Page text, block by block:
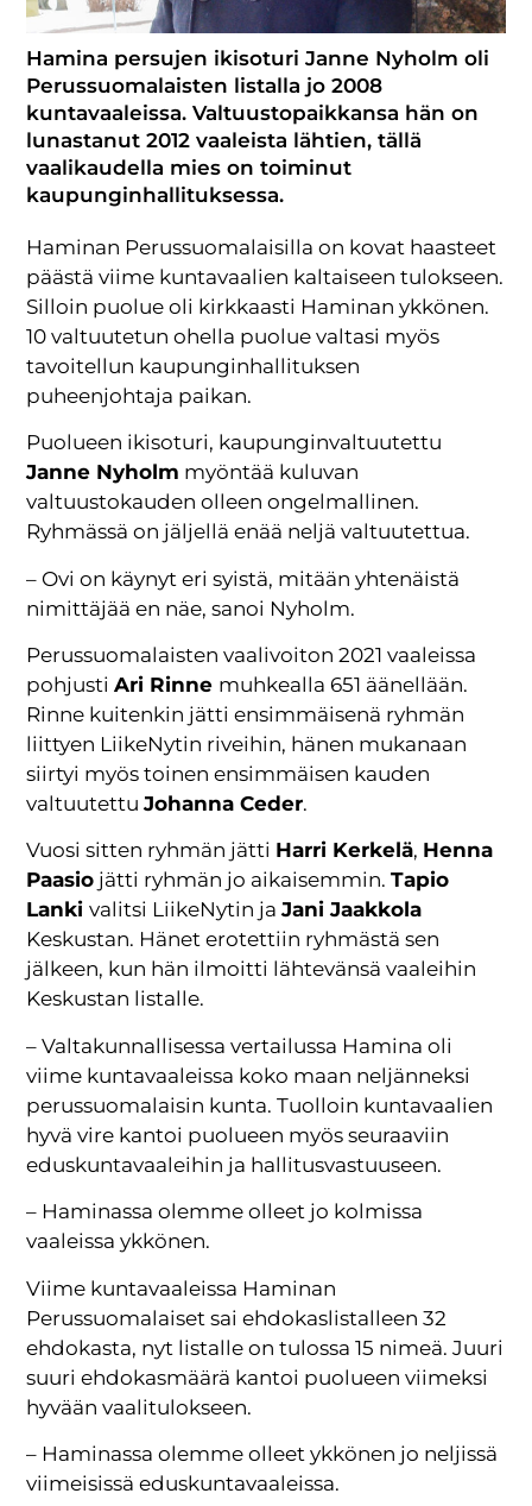
Hamina persujen ikisoturi Janne Nyholm oli
Perussuomalaisten listalla jo 2008
kuntavaaleissa. Valtuustopaikkansa hän on
lunastanut 2012 vaaleista lähtien, tällä
vaalikaudella mies on toiminut
kaupunginhallituksessa.
Haminan Perussuomalaisilla on kovat haasteet
päästä viime kuntavaalien kaltaiseen tulokseen.
Silloin puolue oli kirkkaasti Haminan ykkönen.
10 valtuutetun ohella puolue valtasi myös
tavoitellun kaupunginhallituksen
puheenjohtaja paikan.
Puolueen ikisoturi, kaupunginvaltuutettu
Janne Nyholm myöntää kuluvan
valtuustokauden olleen ongelmallinen.
Ryhmässä on jäljellä enää neljä valtuutettua.
– Ovi on käynyt eri syistä, mitään yhtenäistä
nimittäjää en näe, sanoi Nyholm.
Perussuomalaisten vaalivoiton 2021 vaaleissa
pohjustiAri Rinne muhkealla 651 äänellään.
Rinne kuitenkin jätti ensimmäisenä ryhmän
liittyen LiikeNytin riveihin, hänen mukanaan
siirtyi myös toinen ensimmäisen kauden
valtuutettuJohanna Ceder.
Vuosi sitten ryhmän jätti Harri Kerkelä, Henna
Paasio jätti ryhmän jo aikaisemmin.Tapio
Lankivalitsi LiikeNytin jaJani Jaakkola
Keskustan. Hänet erotettiin ryhmästä sen
jälkeen, kun hän ilmoitti lähtevänsä vaaleihin
Keskustan listalle.
– Valtakunnallisessa vertailussa Hamina oli
viime kuntavaaleissa koko maan neljänneksi
perussuomalaisin kunta. Tuolloin kuntavaalien
hyvä vire kantoi puolueen myös seuraaviin
eduskuntavaaleihin ja hallitusvastuuseen.
– Haminassa olemme olleet jo kolmissa
vaaleissa ykkönen.
Viime kuntavaaleissa Haminan
Perussuomalaiset sai ehdokaslistalleen 32
ehdokasta, nyt listalle on tulossa 15 nimeä. Juuri
suuri ehdokasmäärä kantoi puolueen viimeksi
hyvään vaalitulokseen.
– Haminassa olemme olleet ykkönen jo neljissä
viimeisissä eduskuntavaaleissa.